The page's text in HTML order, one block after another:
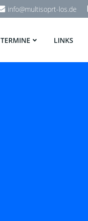
info@multisoprt-los.de
TERMINE LINKS